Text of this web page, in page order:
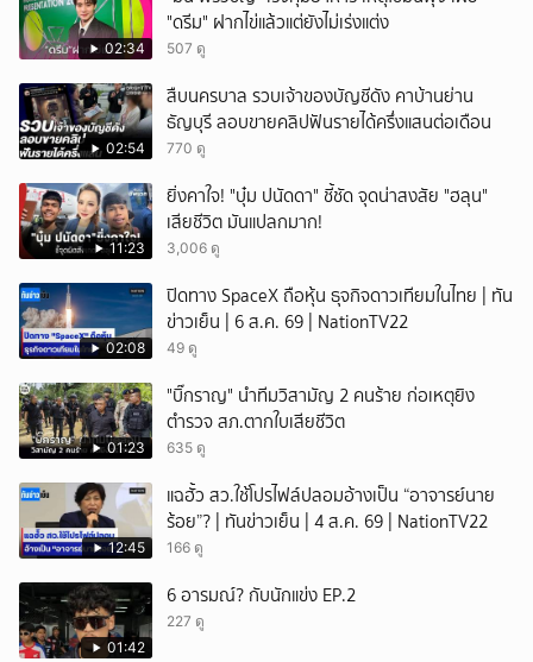
02:34
"ดรีม" ฝากไข่แล้วแต่ยังไม่เร่งแต่ง
507 ดู
02:54
สืบนครบาล รวบเจ้าของบัญชีดัง คาบ้านย่าน
ธัญบุรี ลอบขายคลิปฟันรายได้ครึ่งแสนต่อเดือน
770 ดู
11:23
ยิ่งคาใจ! "บุ๋ม ปนัดดา" ชี้ชัด จุดน่าสงสัย "ฮลุน"
เสียชีวิต มันแปลกมาก!
3,006 ดู
02:08
ปิดทาง SpaceX ถือหุ้น ธุจกิจดาวเทียมในไทย | ทัน
ข่าวเย็น | 6 ส.ค. 69 | NationTV22
49 ดู
01:23
"บิ๊กราญ" นำทีมวิสามัญ 2 คนร้าย ก่อเหตุยิง
ตำรวจ สภ.ตากใบเสียชีวิต
635 ดู
12:45
แฉฮั้ว สว.ใช้โปรไฟล์ปลอมอ้างเป็น “อาจารย์นาย
ร้อย”? | ทันข่าวเย็น | 4 ส.ค. 69 | NationTV22
166 ดู
01:42
6 อารมณ์? กับนักแข่ง EP.2
227 ดู
ยกเลิก